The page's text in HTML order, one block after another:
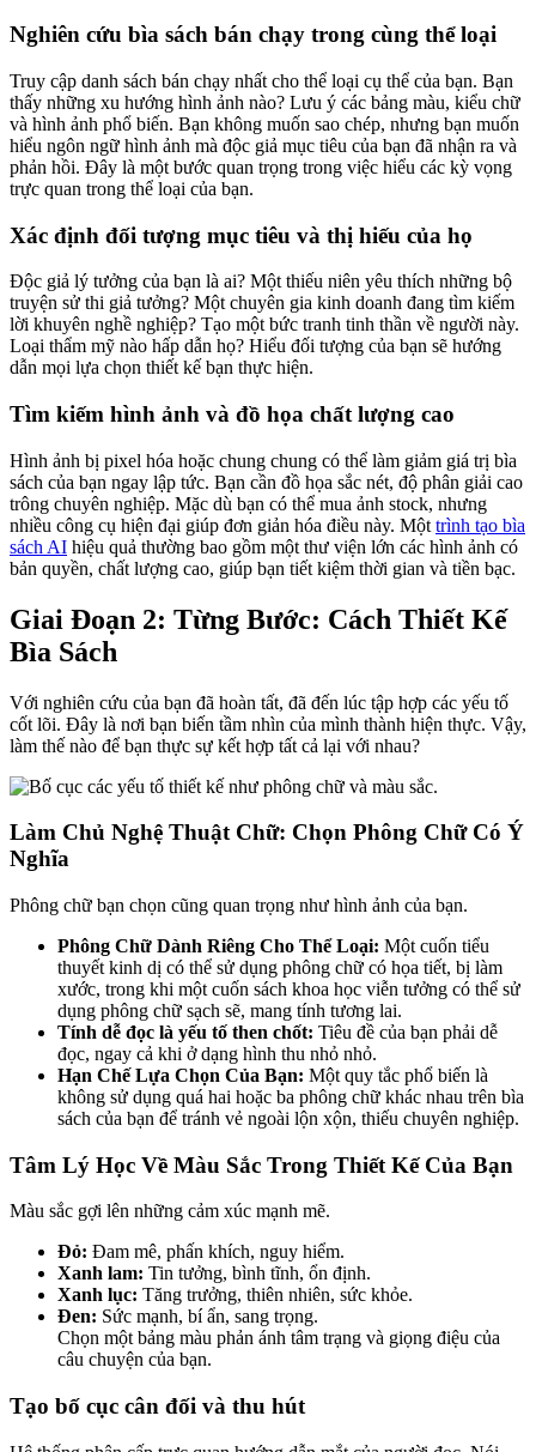
Nghiên cứu bìa sách bán chạy trong cùng thể loại
Truy cập danh sách bán chạy nhất cho thể loại cụ thể của bạn. Bạn
thấy những xu hướng hình ảnh nào? Lưu ý các bảng màu, kiểu chữ
và hình ảnh phổ biến. Bạn không muốn sao chép, nhưng bạn muốn
hiểu ngôn ngữ hình ảnh mà độc giả mục tiêu của bạn đã nhận ra và
phản hồi. Đây là một bước quan trọng trong việc hiểu các kỳ vọng
trực quan trong thể loại của bạn.
Xác định đối tượng mục tiêu và thị hiếu của họ
Độc giả lý tưởng của bạn là ai? Một thiếu niên yêu thích những bộ
truyện sử thi giả tưởng? Một chuyên gia kinh doanh đang tìm kiếm
lời khuyên nghề nghiệp? Tạo một bức tranh tinh thần về người này.
Loại thẩm mỹ nào hấp dẫn họ? Hiểu đối tượng của bạn sẽ hướng
dẫn mọi lựa chọn thiết kế bạn thực hiện.
Tìm kiếm hình ảnh và đồ họa chất lượng cao
Hình ảnh bị pixel hóa hoặc chung chung có thể làm giảm giá trị bìa
sách của bạn ngay lập tức. Bạn cần đồ họa sắc nét, độ phân giải cao
trông chuyên nghiệp. Mặc dù bạn có thể mua ảnh stock, nhưng
nhiều công cụ hiện đại giúp đơn giản hóa điều này. Một trình tạo bìa
sách AI hiệu quả thường bao gồm một thư viện lớn các hình ảnh có
bản quyền, chất lượng cao, giúp bạn tiết kiệm thời gian và tiền bạc.
Giai Đoạn 2: Từng Bước: Cách Thiết Kế
Bìa Sách
Với nghiên cứu của bạn đã hoàn tất, đã đến lúc tập hợp các yếu tố
cốt lõi. Đây là nơi bạn biến tầm nhìn của mình thành hiện thực. Vậy,
làm thế nào để bạn thực sự kết hợp tất cả lại với nhau?
Làm Chủ Nghệ Thuật Chữ: Chọn Phông Chữ Có Ý
Nghĩa
Phông chữ bạn chọn cũng quan trọng như hình ảnh của bạn.
Phông Chữ Dành Riêng Cho Thể Loại: Một cuốn tiểu
thuyết kinh dị có thể sử dụng phông chữ có họa tiết, bị làm
xước, trong khi một cuốn sách khoa học viễn tưởng có thể sử
dụng phông chữ sạch sẽ, mang tính tương lai.
Tính dễ đọc là yếu tố then chốt: Tiêu đề của bạn phải dễ
đọc, ngay cả khi ở dạng hình thu nhỏ nhỏ.
Hạn Chế Lựa Chọn Của Bạn: Một quy tắc phổ biến là
không sử dụng quá hai hoặc ba phông chữ khác nhau trên bìa
sách của bạn để tránh vẻ ngoài lộn xộn, thiếu chuyên nghiệp.
Tâm Lý Học Về Màu Sắc Trong Thiết Kế Của Bạn
Màu sắc gợi lên những cảm xúc mạnh mẽ.
Đỏ: Đam mê, phấn khích, nguy hiểm.
Xanh lam: Tin tưởng, bình tĩnh, ổn định.
Xanh lục: Tăng trưởng, thiên nhiên, sức khỏe.
Đen: Sức mạnh, bí ẩn, sang trọng.
Chọn một bảng màu phản ánh tâm trạng và giọng điệu của
câu chuyện của bạn.
Tạo bố cục cân đối và thu hút